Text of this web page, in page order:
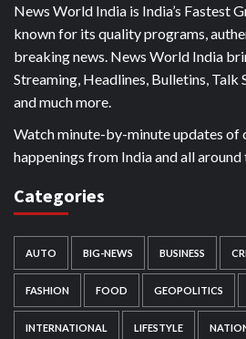
News World India is India’s Fastest
known for its quality programs,
breaking news. News World India
Streaming, Headlines, Bulletins, Talk
and much more.
Watch minute-by-minute updates of
happenings from India and all
Categories
AUTO BIG-NEWS BUSINESS
FASHION FOOD GEOPOLITICS
INTERNATIONAL LIFESTYLE